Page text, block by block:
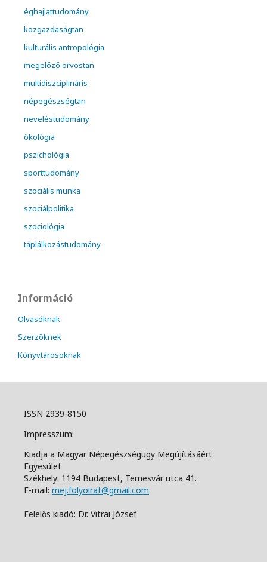
éghajlattudomány
közgazdaságtan
kulturális antropológia
megelőző orvostan
multidiszciplináris
népegészségtan
neveléstudomány
ökológia
pszichológia
sporttudomány
szociális munka
szociálpolitika
szociológia
táplálkozástudomány
Információ
Olvasóknak
Szerzőknek
Könyvtárosoknak
ISSN 2939-8150
Impresszum:
Kiadja a Magyar Népegészségügy Megújításáért
Egyesület
Székhely: 1194 Budapest, Temesvár utca 41.
E-mail: mej.folyoirat@gmail.com
Felelős kiadó: Dr. Vitrai József